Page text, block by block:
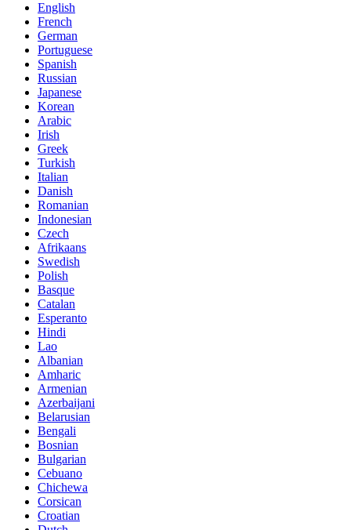
English
French
German
Portuguese
Spanish
Russian
Japanese
Korean
Arabic
Irish
Greek
Turkish
Italian
Danish
Romanian
Indonesian
Czech
Afrikaans
Swedish
Polish
Basque
Catalan
Esperanto
Hindi
Lao
Albanian
Amharic
Armenian
Azerbaijani
Belarusian
Bengali
Bosnian
Bulgarian
Cebuano
Chichewa
Corsican
Croatian